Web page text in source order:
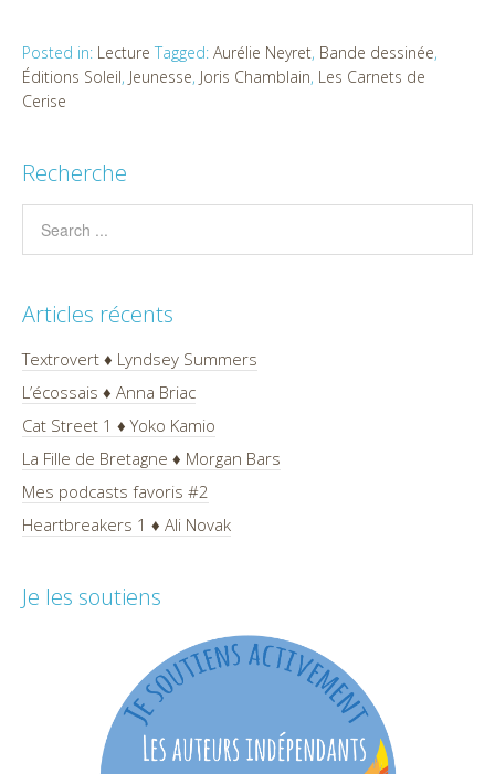
Posted in: Lecture Tagged: Aurélie Neyret, Bande dessinée,
Éditions Soleil, Jeunesse, Joris Chamblain, Les Carnets de
Cerise
Recherche
Articles récents
Textrovert ♦ Lyndsey Summers
L’écossais ♦ Anna Briac
Cat Street 1 ♦ Yoko Kamio
La Fille de Bretagne ♦ Morgan Bars
Mes podcasts favoris #2
Heartbreakers 1 ♦ Ali Novak
Je les soutiens